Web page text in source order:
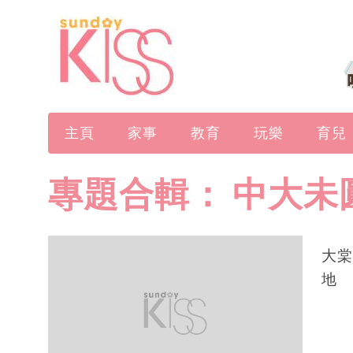
主頁 家事 教育 玩樂 育兒
專題合輯： 中大未
大
地